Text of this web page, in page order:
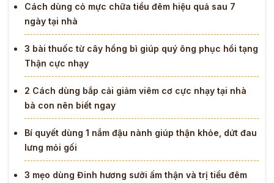
Cách dùng cỏ mực chữa tiểu đêm hiệu quả sau 7
ngày tại nhà
3 bài thuốc từ cây hồng bì giúp quý ông phục hồi tạng
Thận cực nhạy
2 Cách dùng bắp cải giảm viêm cơ cực nhạy tại nhà
bà con nên biết ngay
Bí quyết dùng 1 nắm đậu nành giúp thận khỏe, dứt đau
lưng mỏi gối
3 mẹo dùng Đinh hương sưởi ấm thận và trị tiểu đêm